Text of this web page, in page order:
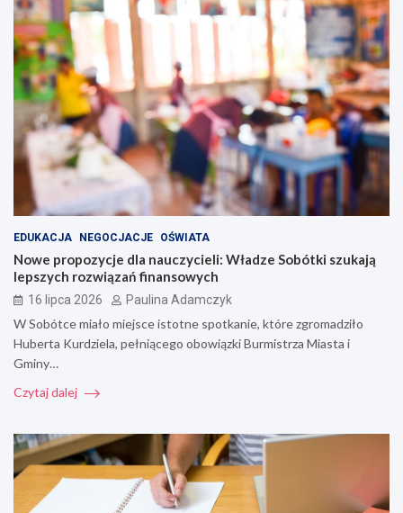
EDUKACJA NEGOCJACJE OŚWIATA
Nowe propozycje dla nauczycieli: Władze Sobótki szukają
lepszych rozwiązań finansowych
16 lipca 2026 Paulina Adamczyk
W Sobótce miało miejsce istotne spotkanie, które zgromadziło
Huberta Kurdziela, pełniącego obowiązki Burmistrza Miasta i
Gminy…
Czytaj dalej